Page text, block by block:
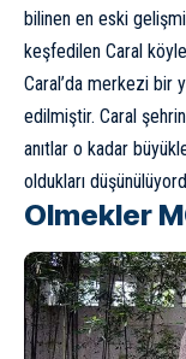
bilinen en eski
keşfedilen Caral
Caral’da merkezi bir
edilmiştir. Caral
anıtlar o kadar
oldukları
Olmekler